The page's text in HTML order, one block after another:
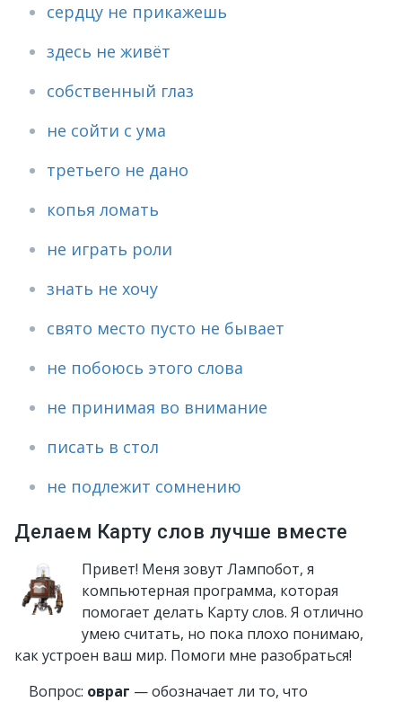
сердцу не прикажешь
здесь не живёт
собственный глаз
не сойти с ума
третьего не дано
копья ломать
не играть роли
знать не хочу
свято место пусто не бывает
не побоюсь этого слова
не принимая во внимание
писать в стол
не подлежит сомнению
Делаем Карту слов лучше вместе
Привет! Меня зовут Лампобот, я
компьютерная программа, которая
помогает делать Карту слов. Я отлично
умею считать, но пока плохо понимаю,
как устроен ваш мир. Помоги мне разобраться!
Вопрос: овраг — обозначает ли то, что